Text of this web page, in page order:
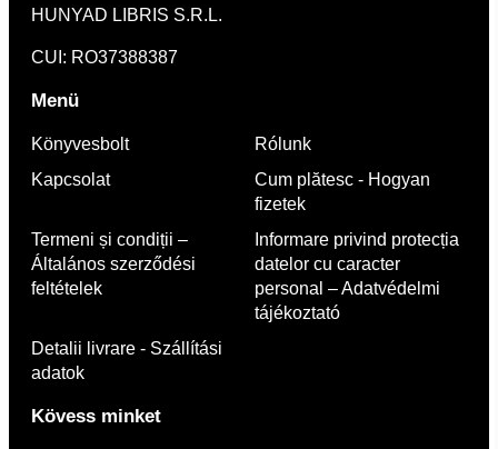
HUNYAD LIBRIS S.R.L.
CUI: RO37388387
Menü
Könyvesbolt
Rólunk
Kapcsolat
Cum plătesc - Hogyan
fizetek
Termeni și condiții –
Általános szerződési
feltételek
Informare privind protecția
datelor cu caracter
personal – Adatvédelmi
tájékoztató
Detalii livrare - Szállítási
adatok
Kövess minket